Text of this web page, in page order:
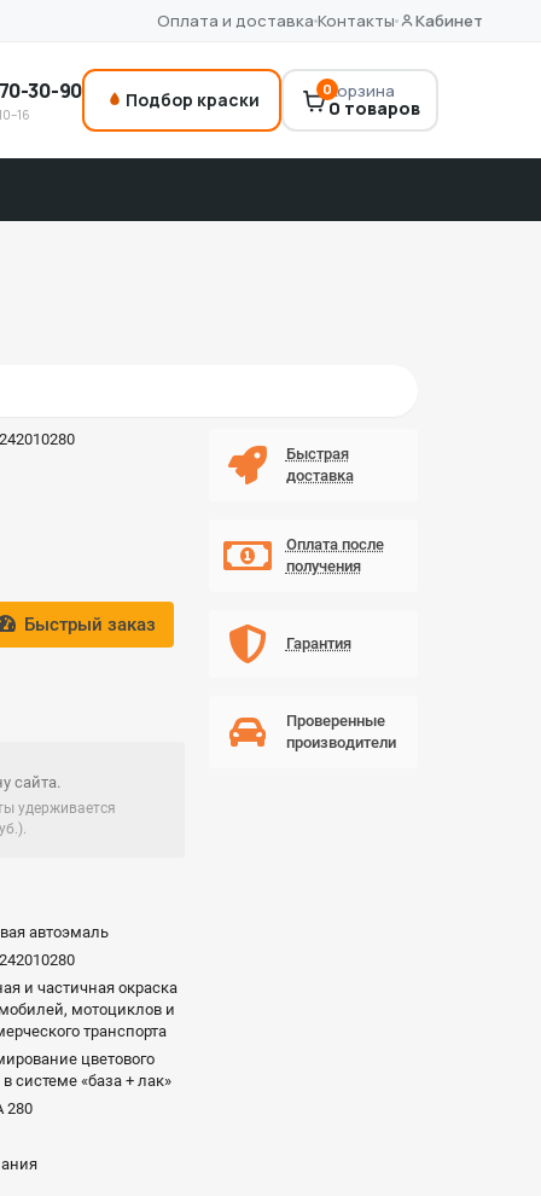
Оплата и доставка Контакты Кабинет
30-90 Подбор краски 0Корзина
0 товаров
Быстрый заказ
сайта.
удерживается
автоэмаль
и частичная окраска
мотоциклов и
транспорта
цветового
системе «база + лак»
280
Быстрая
доставка
Оплата после
получения
Гарантия
Проверенные
производители